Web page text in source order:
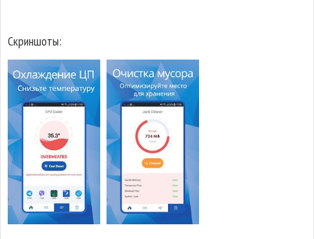
Скриншоты: